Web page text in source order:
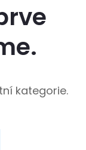
kategorie.